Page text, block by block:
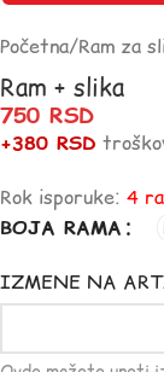
Početna/Ram za
Ram + slika
750 RSD
+380 RSD
Rok isporuke: 4
BOJA RAMA
IZMENE NA